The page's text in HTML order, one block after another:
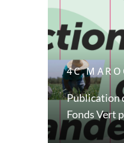
4C
Publication
Fonds Vert